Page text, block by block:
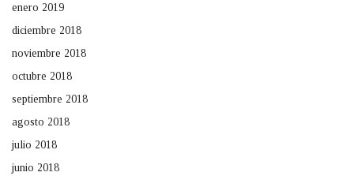
enero 2019
diciembre 2018
noviembre 2018
octubre 2018
septiembre 2018
agosto 2018
julio 2018
junio 2018